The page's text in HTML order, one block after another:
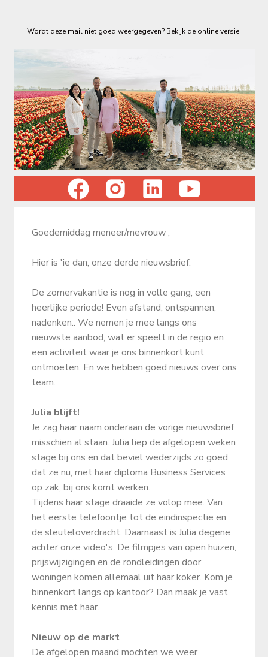
Wordt deze mail niet goed weergegeven? Bekijk de online versie.
Goedemiddag meneer/mevrouw ,
Hier is 'ie dan, onze derde nieuwsbrief.
De zomervakantie is nog in volle gang, een
heerlijke periode! Even afstand, ontspannen,
nadenken.. We nemen je mee langs ons
nieuwste aanbod, wat er speelt in de regio en
een activiteit waar je ons binnenkort kunt
ontmoeten. En we hebben goed nieuws over ons
team.
Julia blijft!
Je zag haar naam onderaan de vorige nieuwsbrief
misschien al staan. Julia liep de afgelopen weken
stage bij ons en dat beviel wederzijds zo goed
dat ze nu, met haar diploma Business Services
op zak, bij ons komt werken.
Tijdens haar stage draaide ze volop mee. Van
het eerste telefoontje tot de eindinspectie en
de sleuteloverdracht. Daarnaast is Julia degene
achter onze video's. De filmpjes van open huizen,
prijswijzigingen en de rondleidingen door
woningen komen allemaal uit haar koker. Kom je
binnenkort langs op kantoor? Dan maak je vast
kennis met haar.
Nieuw op de markt
De afgelopen maand mochten we weer